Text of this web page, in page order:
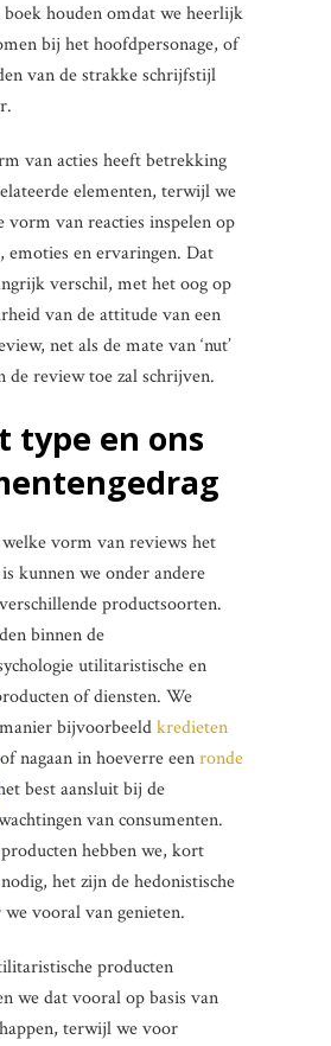
boek houden omdat we heerlijk
bij het hoofdpersonage, of
van de strakke schrijfstijl
van acties heeft betrekking
elementen, terwijl we
vorm van reacties inspelen op
emoties en ervaringen. Dat
verschil, met het oog op
van de attitude van een
net als de mate van ‘nut’
de review toe zal schrijven.
type en ons
vorm van reviews het
kunnen we onder andere
productsoorten.
binnen de
utilitaristische en
of diensten. We
bijvoorbeeldkredieten
of nagaan in hoeverre eenronde
best aansluit bij de
van consumenten.
hebben we, kort
het zijn de hedonistische
vooral van genieten.
producten
we dat vooral op basis van
terwijl we voor